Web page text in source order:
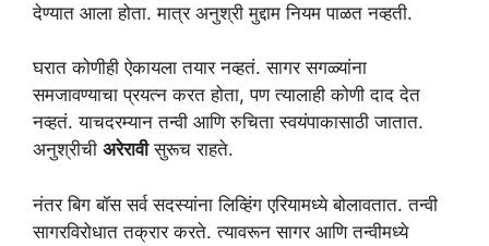
देण्यात आला होता. मात्र अनुश्री मुद्दाम नियम पाळत नव्हती.
घरात कोणीही ऐकायला तयार नव्हतं. सागर सगळ्यांना
समजावण्याचा प्रयत्न करत होता, पण त्यालाही कोणी दाद देत
नव्हतं. याचदरम्यान तन्वी आणि रुचिता स्वयंपाकासाठी जातात.
अनुश्रीची अरेरावीसुरूच राहते.
नंतर बिग बॉस सर्व सदस्यांना लिव्हिंग एरियामध्ये बोलावतात. तन्वी
सागरविरोधात तक्रार करते. त्यावरून सागर आणि तन्वीमध्ये